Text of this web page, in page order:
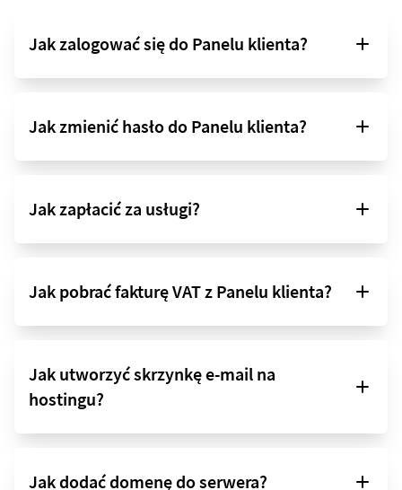
Jak zalogować się do Panelu klienta?
Jak zmienić hasło do Panelu klienta?
Jak zapłacić za usługi?
Jak pobrać fakturę VAT z Panelu klienta?
Jak utworzyć skrzynkę e-mail na
hostingu?
Jak dodać domenę do serwera?